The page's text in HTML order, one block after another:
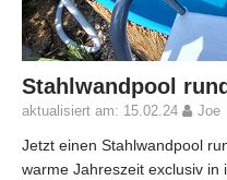
Stahlwandpool
aktualisiert am: 15.02.24 Joe
Jetzt einen Stahlwandpool
warme Jahreszeit exclusiv in